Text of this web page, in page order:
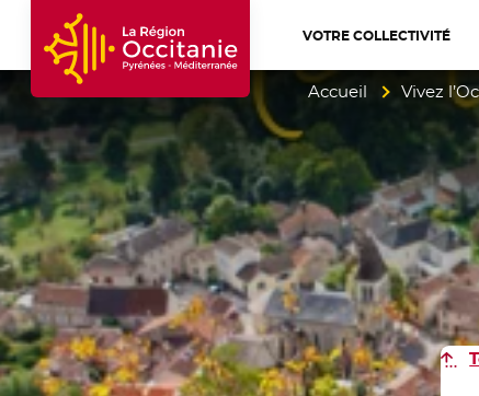
Accueil Région Occitanie / Pyrénées-
VOTRE COLLECTIVITÉ
Accueil Vivez